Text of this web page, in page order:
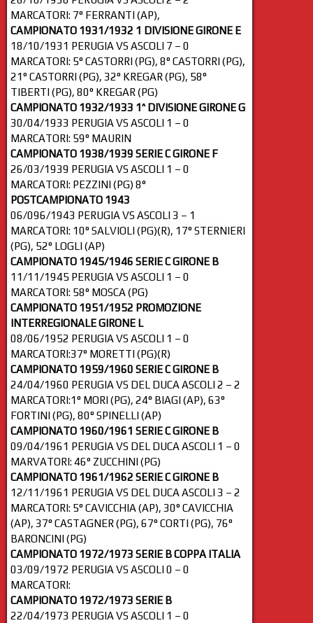
MARCATORI: 7° FERRANTI (AP),
CAMPIONATO 1931/1932 1 DIVISIONE GIRONE E
18/10/1931 PERUGIA VS ASCOLI 7 – 0
MARCATORI: 5° CASTORRI (PG), 8° CASTORRI (PG),
21° CASTORRI (PG), 32° KREGAR (PG), 58°
TIBERTI (PG), 80° KREGAR (PG)
CAMPIONATO 1932/1933 1^ DIVISIONE GIRONE G
30/04/1933 PERUGIA VS ASCOLI 1 – 0
MARCATORI: 59° MAURIN
CAMPIONATO 1938/1939 SERIE C GIRONE F
26/03/1939 PERUGIA VS ASCOLI 1 – 0
MARCATORI: PEZZINI (PG) 8°
POSTCAMPIONATO 1943
06/096/1943 PERUGIA VS ASCOLI 3 – 1
MARCATORI: 10° SALVIOLI (PG)(R), 17° STERNIERI
(PG), 52° LOGLI (AP)
CAMPIONATO 1945/1946 SERIE C GIRONE B
11/11/1945 PERUGIA VS ASCOLI 1 – 0
MARCATORI: 58° MOSCA (PG)
CAMPIONATO 1951/1952 PROMOZIONE
INTERREGIONALE GIRONE L
08/06/1952 PERUGIA VS ASCOLI 1 – 0
MARCATORI:37° MORETTI (PG)(R)
CAMPIONATO 1959/1960 SERIE C GIRONE B
24/04/1960 PERUGIA VS DEL DUCA ASCOLI 2 – 2
MARCATORI:1° MORI (PG), 24° BIAGI (AP), 63°
FORTINI (PG), 80° SPINELLI (AP)
CAMPIONATO 1960/1961 SERIE C GIRONE B
09/04/1961 PERUGIA VS DEL DUCA ASCOLI 1 – 0
MARVATORI: 46° ZUCCHINI (PG)
CAMPIONATO 1961/1962 SERIE C GIRONE B
12/11/1961 PERUGIA VS DEL DUCA ASCOLI 3 – 2
MARCATORI: 5° CAVICCHIA (AP), 30° CAVICCHIA
(AP), 37° CASTAGNER (PG), 67° CORTI (PG), 76°
BARONCINI (PG)
CAMPIONATO 1972/1973 SERIE B COPPA ITALIA
03/09/1972 PERUGIA VS ASCOLI 0 – 0
MARCATORI:
CAMPIONATO 1972/1973 SERIE B
22/04/1973 PERUGIA VS ASCOLI 1 – 0